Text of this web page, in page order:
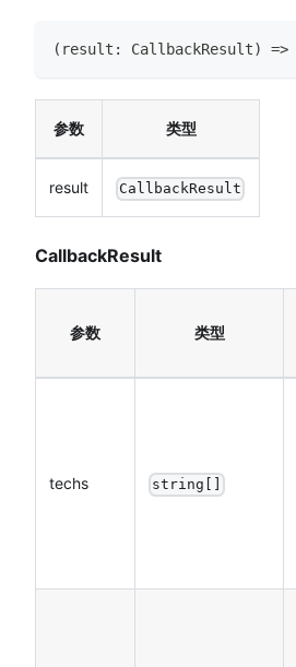
( result : CallbackResult) =>
参数 类型
result CallbackResult
CallbackResult
参数 类型
techs string[]